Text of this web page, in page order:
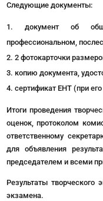
Следующие документы:
документ об
профессиональном,
2 фотокарточки
копию документа,
сертификат ЕНТ (при
Итоги проведения
оценок, протоколом
ответственному
для объявления
председателем и всеми
Результаты
экзамена.